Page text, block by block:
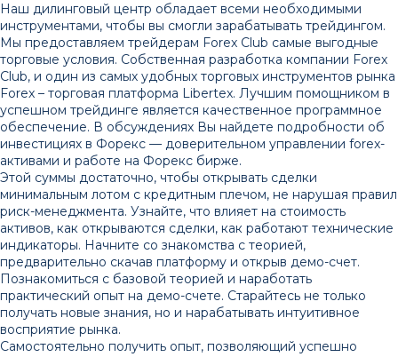
Наш дилинговый центр обладает всеми необходимыми
инструментами, чтобы вы смогли зарабатывать трейдингом.
Мы предоставляем трейдерам Forex Club самые выгодные
торговые условия. Собственная разработка компании Forex
Club, и один из самых удобных торговых инструментов рынка
Forex – торговая платформа Libertex. Лучшим помощником в
успешном трейдинге является качественное программное
обеспечение. В обсуждениях Вы найдете подробности об
инвестициях в Форекс — доверительном управлении forex-
активами и работе на Форекс бирже.
Этой суммы достаточно, чтобы открывать сделки
минимальным лотом с кредитным плечом, не нарушая правил
риск-менеджмента. Узнайте, что влияет на стоимость
активов, как открываются сделки, как работают технические
индикаторы. Начните со знакомства с теорией,
предварительно скачав платформу и открыв демо-счет.
Познакомиться с базовой теорией и наработать
практический опыт на демо-счете. Старайтесь не только
получать новые знания, но и нарабатывать интуитивное
восприятие рынка.
Самостоятельно получить опыт, позволяющий успешно